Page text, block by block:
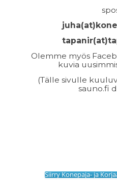
Olemme myös
kuvia
(Tälle sivulle
sauno.fi
Siirry Konepaja- ja